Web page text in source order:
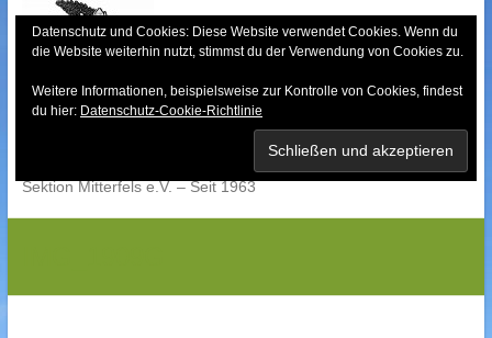
content
Bayerischer Wald-
Sektion Mitterfels e.V. – Seit 1963
Datenschutz und Cookies: Diese Website verwendet Cookies. Wenn du
die Website weiterhin nutzt, stimmst du der Verwendung von Cookies zu.
Weitere Informationen, beispielsweise zur Kontrolle von Cookies, findest
du hier: Datenschutz-Cookie-Richtlinie